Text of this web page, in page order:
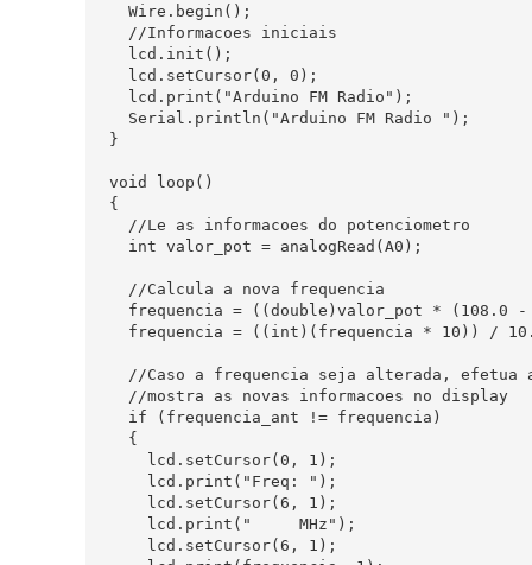
  Wire.begin();
  //Informacoes iniciais
  lcd.init();
  lcd.setCursor(0, 0);
  lcd.print("Arduino FM Radio");
  Serial.println("Arduino FM Radio ");
}
void loop()
{
  //Le as informacoes do potenciometro
  int valor_pot = analogRead(A0);
  //Calcula a nova frequencia
frequencia = ((double)valor_pot * (108.0
frequencia = ((int)(frequencia * 10)) /
//Caso a frequencia seja alterada, efetua
  //mostra as novas informacoes no display
  if (frequencia_ant != frequencia)
  {
    lcd.setCursor(0, 1);
    lcd.print("Freq: ");
    lcd.setCursor(6, 1);
    lcd.print("     MHz");
    lcd.setCursor(6, 1);